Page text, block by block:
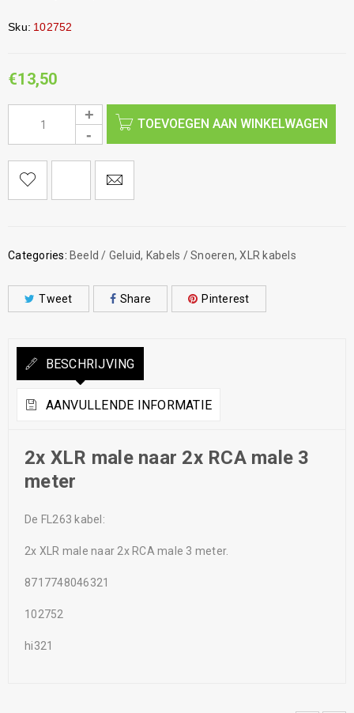
Sku: 102752
€13,50
TOEVOEGEN AAN WINKELWAGEN
Categories: Beeld / Geluid, Kabels / Snoeren,XLR kabels
Tweet Share Pinterest
BESCHRIJVING
AANVULLENDE INFORMATIE
2x XLR male naar 2x RCA male 3
meter
De FL263 kabel:
2x XLR male naar 2x RCA male 3 meter.
8717748046321
102752
hi321